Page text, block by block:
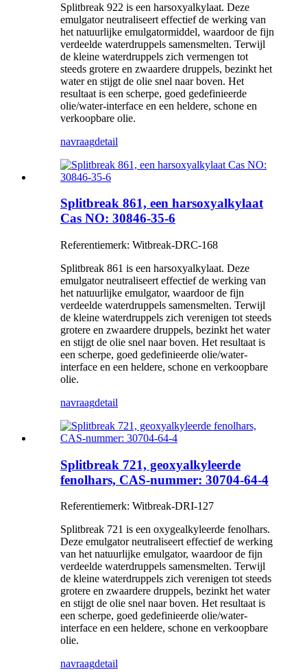
Splitbreak 922 is een harsoxyalkylaat. Deze
emulgator neutraliseert effectief de werking van
het natuurlijke emulgatormiddel, waardoor de fijn
verdeelde waterdruppels samensmelten. Terwijl
de kleine waterdruppels zich vermengen tot
steeds grotere en zwaardere druppels, bezinkt het
water en stijgt de olie snel naar boven. Het
resultaat is een scherpe, goed gedefinieerde
olie/water-interface en een heldere, schone en
verkoopbare olie.
navraagdetail
Splitbreak 861, een harsoxyalkylaat
Cas NO: 30846-35-6
Referentiemerk: Witbreak-DRC-168
Splitbreak 861 is een harsoxyalkylaat. Deze
emulgator neutraliseert effectief de werking van
het natuurlijke emulgator, waardoor de fijn
verdeelde waterdruppels samensmelten. Terwijl
de kleine waterdruppels zich verenigen tot steeds
grotere en zwaardere druppels, bezinkt het water
en stijgt de olie snel naar boven. Het resultaat is
een scherpe, goed gedefinieerde olie/water-
interface en een heldere, schone en verkoopbare
olie.
navraagdetail
Splitbreak 721, geoxyalkyleerde
fenolhars, CAS-nummer: 30704-64-4
Referentiemerk: Witbreak-DRI-127
Splitbreak 721 is een oxygealkyleerde fenolhars.
Deze emulgator neutraliseert effectief de werking
van het natuurlijke emulgator, waardoor de fijn
verdeelde waterdruppels samensmelten. Terwijl
de kleine waterdruppels zich verenigen tot steeds
grotere en zwaardere druppels, bezinkt het water
en stijgt de olie snel naar boven. Het resultaat is
een scherpe, goed gedefinieerde olie/water-
interface en een heldere, schone en verkoopbare
olie.
navraagdetail